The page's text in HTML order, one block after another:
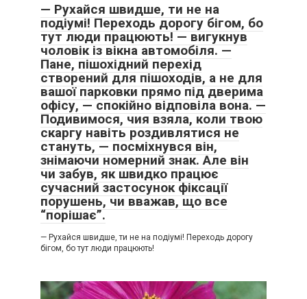
— Рухайся швидше, ти не на
подіумі! Переходь дорогу бігом, бо
тут люди працюють! — вигукнув
чоловік із вікна автомобіля. —
Пане, пішохідний перехід
створений для пішоходів, а не для
вашої парковки прямо під дверима
офісу, — спокійно відповіла вона. —
Подивимося, чия взяла, коли твою
скаргу навіть роздивлятися не
стануть, — посміхнувся він,
знімаючи номерний знак. Але він
чи забув, як швидко працює
сучасний застосунок фіксації
порушень, чи вважав, що все
“порішає”.
— Рухайся швидше, ти не на подіумі! Переходь дорогу
бігом, бо тут люди працюють!